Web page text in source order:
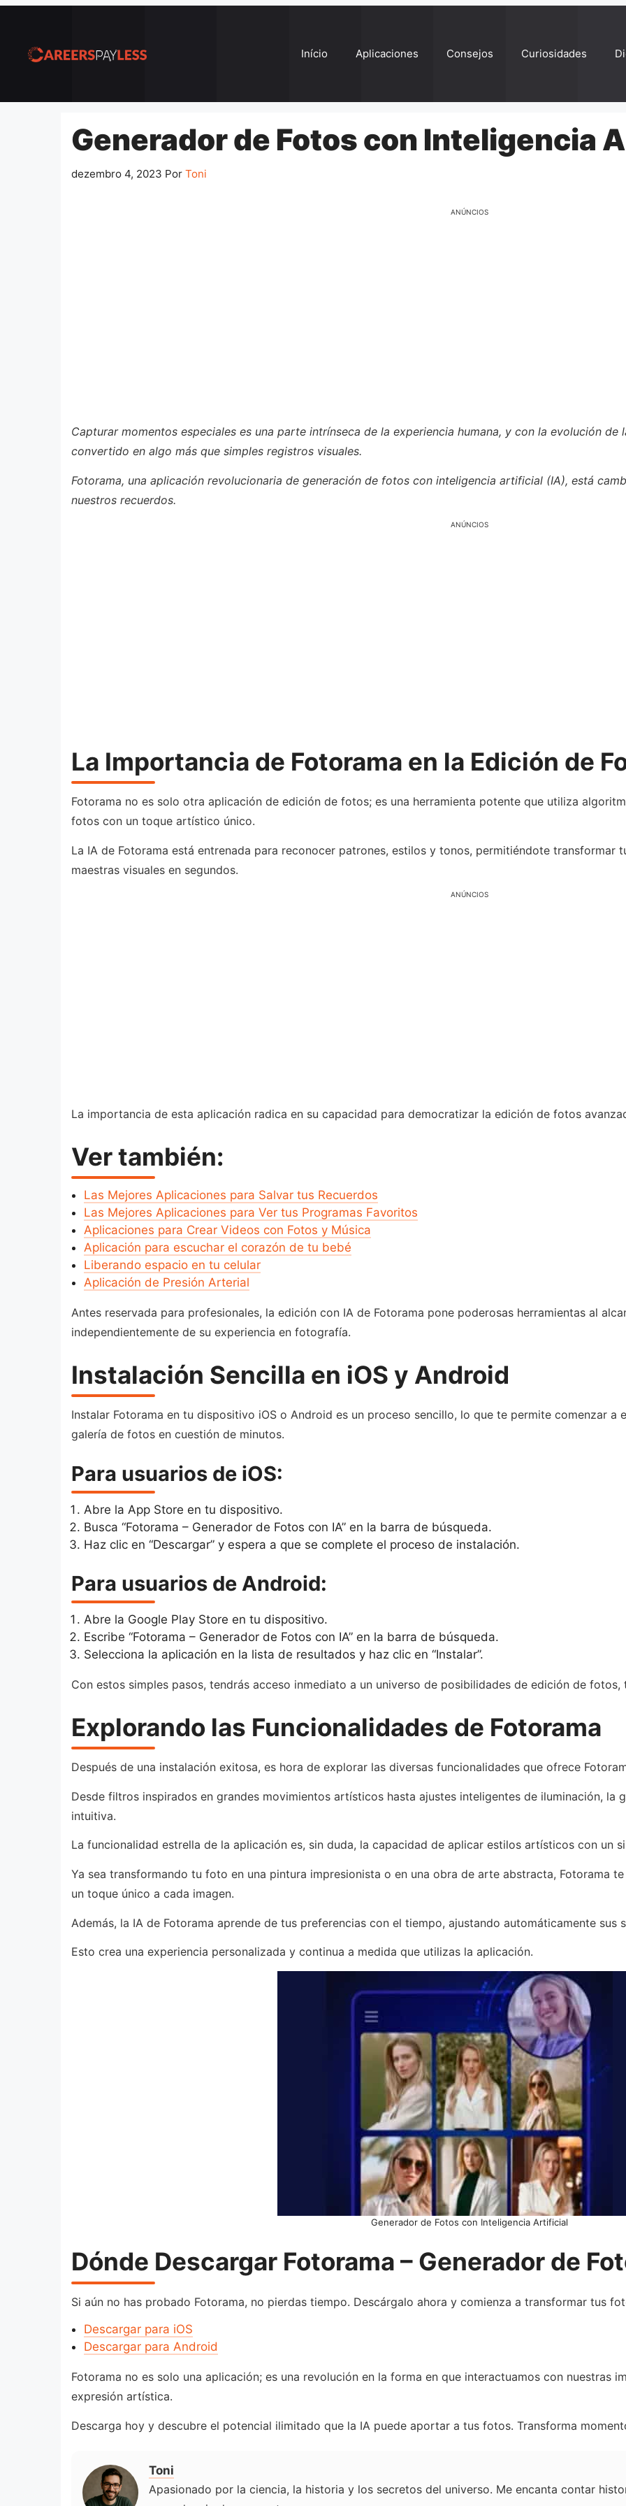
conteúdo
Início Aplicaciones Consejos Curiosidades
Generador de Fotos con Inteligencia
dezembro 4, 2023 Por Toni
ANÚNCIOS
Capturar momentos especiales es una parte intrínseca de la experiencia humana, y con la evolución
convertido en algo más que simples registros visuales.
Fotorama, una aplicación revolucionaria de generación de fotos con inteligencia artificial (IA), está
nuestros recuerdos.
ANÚNCIOS
La Importancia de Fotorama en la Edición de
Fotorama no es solo otra aplicación de edición de fotos; es una herramienta potente que utiliza
fotos con un toque artístico único.
La IA de Fotorama está entrenada para reconocer patrones, estilos y tonos, permitiéndote transformar
maestras visuales en segundos.
ANÚNCIOS
La importancia de esta aplicación radica en su capacidad para democratizar la edición de fotos
Ver también:
Las Mejores Aplicaciones para Salvar tus Recuerdos
Las Mejores Aplicaciones para Ver tus Programas Favoritos
Aplicaciones para Crear Videos con Fotos y Música
Aplicación para escuchar el corazón de tu bebé
Liberando espacio en tu celular
Aplicación de Presión Arterial
Antes reservada para profesionales, la edición con IA de Fotorama pone poderosas herramientas al
independientemente de su experiencia en fotografía.
Instalación Sencilla en iOS y Android
Instalar Fotorama en tu dispositivo iOS o Android es un proceso sencillo, lo que te permite comenzar a
galería de fotos en cuestión de minutos.
Para usuarios de iOS:
Abre la App Store en tu dispositivo.
Busca “Fotorama – Generador de Fotos con IA” en la barra de búsqueda.
Haz clic en “Descargar” y espera a que se complete el proceso de instalación.
Para usuarios de Android:
Abre la Google Play Store en tu dispositivo.
Escribe “Fotorama – Generador de Fotos con IA” en la barra de búsqueda.
Selecciona la aplicación en la lista de resultados y haz clic en “Instalar”.
Con estos simples pasos, tendrás acceso inmediato a un universo de posibilidades de edición de
Explorando las Funcionalidades de Fotorama
Después de una instalación exitosa, es hora de explorar las diversas funcionalidades que ofrece
Desde filtros inspirados en grandes movimientos artísticos hasta ajustes inteligentes de iluminación, la
intuitiva.
La funcionalidad estrella de la aplicación es, sin duda, la capacidad de aplicar estilos artísticos con un
Ya sea transformando tu foto en una pintura impresionista o en una obra de arte abstracta, Fotorama
un toque único a cada imagen.
Además, la IA de Fotorama aprende de tus preferencias con el tiempo, ajustando automáticamente sus
Esto crea una experiencia personalizada y continua a medida que utilizas la aplicación.
Generador de Fotos con Inteligencia Artificial
Dónde Descargar Fotorama – Generador de
Si aún no has probado Fotorama, no pierdas tiempo. Descárgalo ahora y comienza a transformar tus
Descargar para iOS
Descargar para Android
Fotorama no es solo una aplicación; es una revolución en la forma en que interactuamos con nuestras
expresión artística.
Descarga hoy y descubre el potencial ilimitado que la IA puede aportar a tus fotos. Transforma
Toni
Apasionado por la ciencia, la historia y los secretos del universo. Me encanta contar